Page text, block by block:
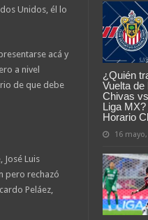
¿Quién
Vuelta de
Chivas
Liga
Horario
16
Unidos, él lo
acá y
a nivel
de que debe
José Luis
pero rechazó
Peláez,